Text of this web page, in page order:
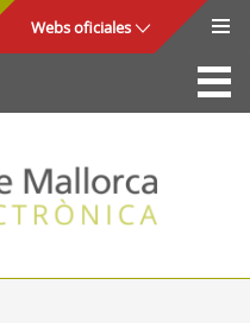
Webs oficiales
La Sede
Consejo de Mallorca
Acceso y seguridad
Utilidades